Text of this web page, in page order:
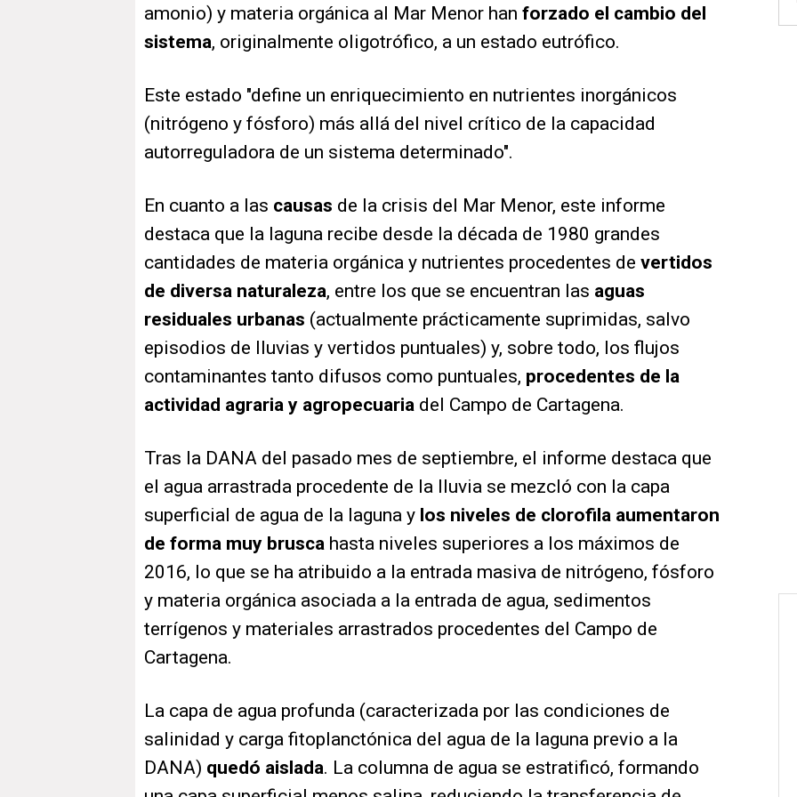
amonio) y materia orgánica al Mar Menor han forzado el cambio del
sistema, originalmente oligotrófico, a un estado eutrófico.
Este estado "define un enriquecimiento en nutrientes inorgánicos
(nitrógeno y fósforo) más allá del nivel crítico de la capacidad
autorreguladora de un sistema determinado".
En cuanto a las causas de la crisis del Mar Menor, este informe
destaca que la laguna recibe desde la década de 1980 grandes
cantidades de materia orgánica y nutrientes procedentes de vertidos
de diversa naturaleza, entre los que se encuentran las aguas
residuales urbanas (actualmente prácticamente suprimidas, salvo
episodios de lluvias y vertidos puntuales) y, sobre todo, los flujos
contaminantes tanto difusos como puntuales, procedentes de la
actividad agraria y agropecuaria del Campo de Cartagena.
Tras la DANA del pasado mes de septiembre, el informe destaca que
el agua arrastrada procedente de la lluvia se mezcló con la capa
superficial de agua de la laguna y los niveles de clorofila aumentaron
de forma muy brusca hasta niveles superiores a los máximos de
2016, lo que se ha atribuido a la entrada masiva de nitrógeno, fósforo
y materia orgánica asociada a la entrada de agua, sedimentos
terrígenos y materiales arrastrados procedentes del Campo de
Cartagena.
La capa de agua profunda (caracterizada por las condiciones de
salinidad y carga fitoplanctónica del agua de la laguna previo a la
DANA) quedó aislada. La columna de agua se estratificó, formando